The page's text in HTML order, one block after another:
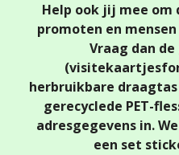
Help ook jij mee om
promoten en
Vraag dan de
herbruikbare
gerecyclede PET-
adresgegevens in.
een set